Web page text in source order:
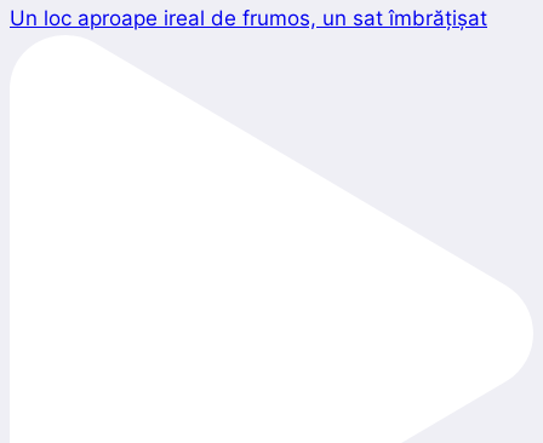
Un loc aproape ireal de frumos, un sat îmbrățișat